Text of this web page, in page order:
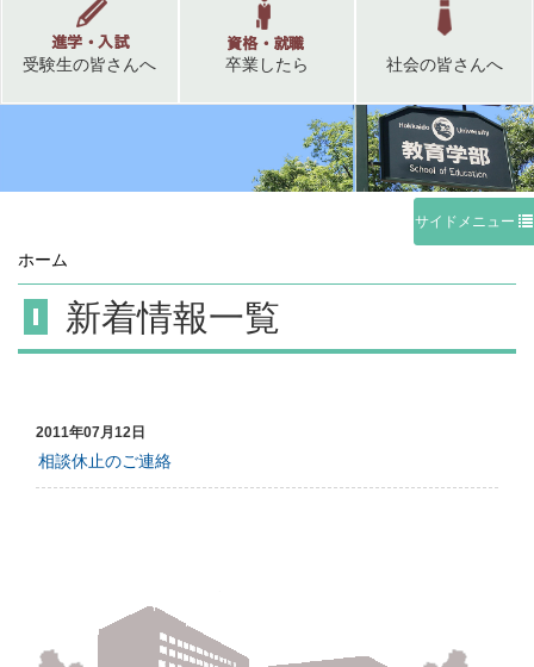
受験生の皆さんへ 卒業したら 社会の皆さんへ
サイドメニュー
ホーム
新着情報一覧
2011年07月12日
相談休止のご連絡